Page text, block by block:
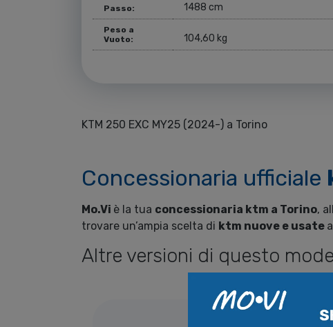
Passo: 1488 cm
Peso a
Vuoto:
104,60 kg
KTM 250 EXC MY25 (2024-) a Torino
Concessionaria ufficiale
Mo.Vi è la tua concessionaria ktm a Torino,
trovare un’ampia scelta di ktm nuove e usate
Altre versioni di questo